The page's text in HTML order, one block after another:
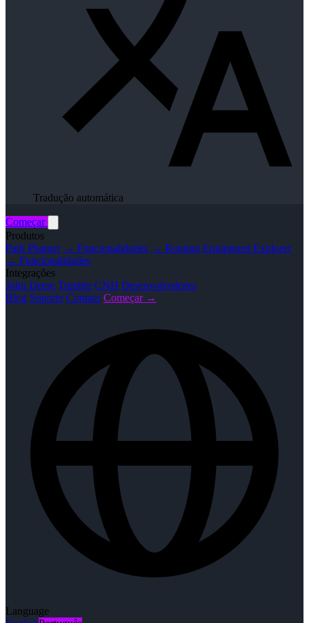
Tradução automática
Começar
Produtos
Path Planner → Funcionalidades → Routing Equipment Explorer
→ Funcionalidades
Integrações
John Deere Trimble CNH Desenvolvedores
Blog Suporte Contato Começar →
Language